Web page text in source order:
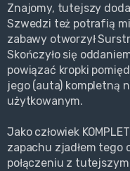
Znajomy, tutejszy
Szwedzi też potrafią
zabawy otworzył
Skończyło się
powiązać kropki
jego (auta) kompletną
użytkowanym.
Jako człowiek
zapachu zjadłem tego
połączeniu z